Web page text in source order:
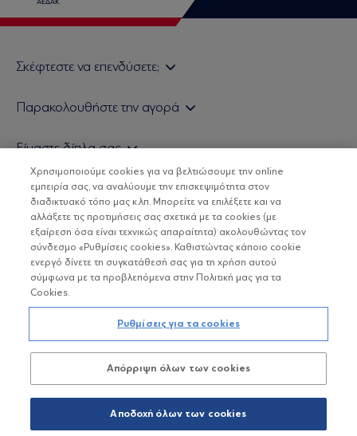
Σκέφτεστε να επενδύσετε;
Τιμολογιακή Πολιτική
Δείτε τις πολιτικές μας
Βασικές Γνώσεις
Παρακολουθήστε την αγορά
Τα νέα μας
Χρήσιμοι σύνδεσμοι
Είμαστε δίπλα σας
H Eurobank Asset Management ΑΕΔΑΚ
Επενδυτική φιλοσοφία ESG
Πιστοποιημένα στελέχη και συνεργάτες
Αποστολή Βιογραφικών
ΟΙ ΟΣΕΚΑ ΔΕΝ ΕΧΟΥΝ ΕΓΓΥΗΜΕΝΗ ΑΠΟΔΟΣΗ ΚΑΙ ΟΙ
ΠΡΟΗΓΟΥΜΕΝΕΣ ΑΠΟΔΟΣΕΙΣ ΔΕΝ ΔΙΑΣΦΑΛΙΖΟΥΝ ΤΙΣ
ΜΕΛΛΟΝΤΙΚΕΣ
Copyright © Eurobank ΑΕΔΑΚ
Προστασία Προσωπικών Δεδομένων
Όροι χρήσης
Πολιτική cookies
Χρησιμοποιούμε cookies για να βελτιώσουμε την online
εμπειρία σας, να αναλύουμε την επισκεψιμότητα στον
διαδικτυακό τόπο μας κ.λπ. Μπορείτε να επιλέξετε και να
αλλάξετε τις προτιμήσεις σας σχετικά με τα cookies (με
εξαίρεση όσα είναι τεχνικώς απαραίτητα) ακολουθώντας τον
σύνδεσμο «Ρυθμίσεις cookies». Καθιστώντας κάποιο cookie
ενεργό δίνετε τη συγκατάθεσή σας για τη χρήση αυτού
σύμφωνα με τα προβλεπόμενα στην Πολιτική μας για τα
Cookies.
Ρυθμίσεις για τα cookies
Απόρριψη όλων των cookies
Αποδοχή όλων των cookies